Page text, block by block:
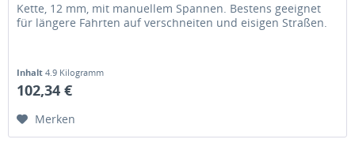
Kette, 12 mm, mit manuellem Spannen. Bestens geeignet
für längere Fahrten auf verschneiten und eisigen Straßen.
Inhalt4.9 Kilogramm
102,34 €
Merken